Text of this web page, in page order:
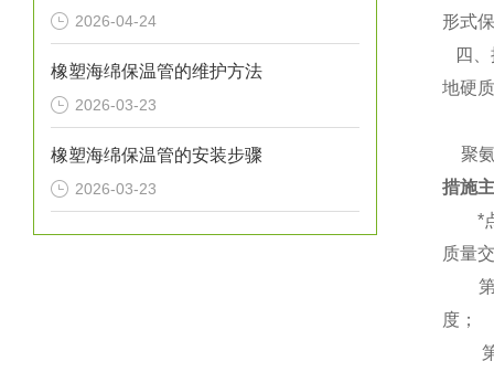
2026-04-24
橡塑海绵保温管的维护方法
2026-03-23
橡塑海绵保温管的安装步骤
2026-03-23
形式
四、
地硬
聚
措施
*点
质量
第二
度；
第三